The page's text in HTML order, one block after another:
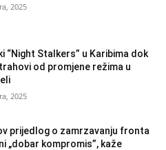
2025
“Night Stalkers” u Karibima dok
od promjene režima u
2025
prijedlog o zamrzavanju fronta
„dobar kompromis”, kaže